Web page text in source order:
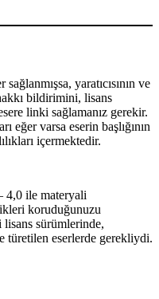
yaratıcısının ve
bildirimini, lisans
linki sağlamanız gerekir.
eğer varsa eserin başlığının
içermektedir.
ile materyali
koruduğunuzu
sürümlerinde,
türetilen eserlerde gerekliydi.